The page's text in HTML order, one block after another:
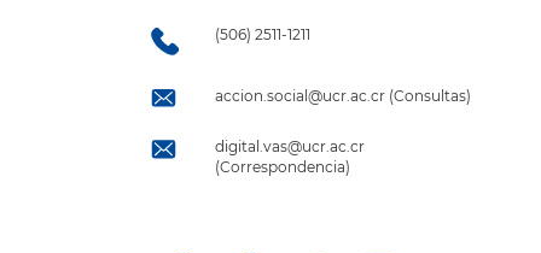
(506) 2511-1211
accion.social@ucr.ac.cr (Consultas)
digital.vas@ucr.ac.cr
(Correspondencia)